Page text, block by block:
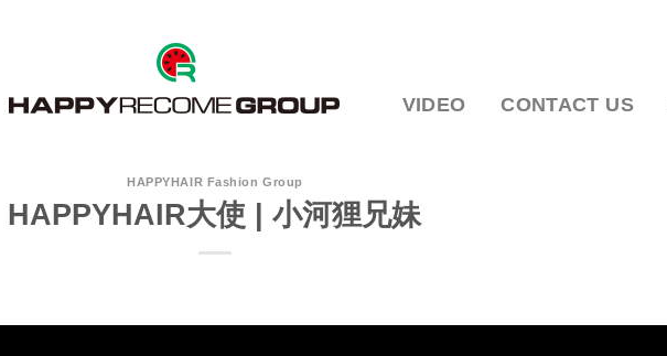
VIDEO CONTACT US
HAPPYHAIR Fashion Group
HAPPYHAIR大使 | 小河狸兄妹